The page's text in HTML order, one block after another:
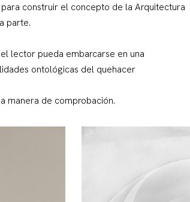
construir el concepto de la Arquitectura
parte.
lector pueda embarcarse en una
ontológicas del quehacer
manera de comprobación.